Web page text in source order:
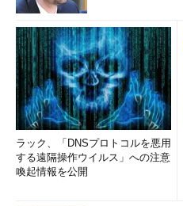
ラック、「DNSプロトコルを悪用
する遠隔操作ウイルス」への注意
喚起情報を公開